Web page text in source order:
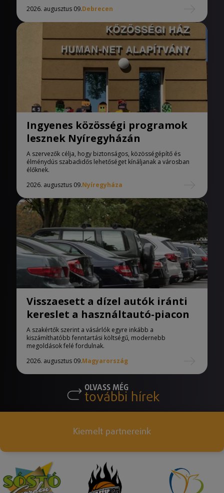
2026. augusztus 09.Debrecen
Ingyenes közösségi programok
lesznek Nyíregyházán
A szervezők célja, hogy biztonságos, közösségépítő és
élménydús szabadidős lehetőséget kínáljanak a városban
élőknek.
2026. augusztus 09.Nyíregyháza
Visszaesett a dízel autók iránti
kereslet a használtautó-piacon
A szakértők szerint a vásárlók egyre inkább a
kiszámíthatóbb fenntartási költségű, modernebb
megoldások felé fordulnak.
2026. augusztus 09.Magyarország
OLVASS MÉG
további hírek
Kiemelt partnereink